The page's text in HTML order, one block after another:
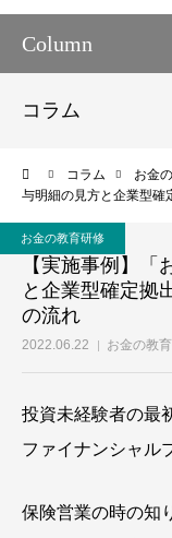
Column
コラム
コラム お金
与明細の見方と企業型
お金の教育研修
【実施事例】
と企業型確定拠
の流れ
2022.06.22 お金の教
投資未経験者の最
ファイナンシャ
保険営業の時の知
新着情報
お問い合わせ